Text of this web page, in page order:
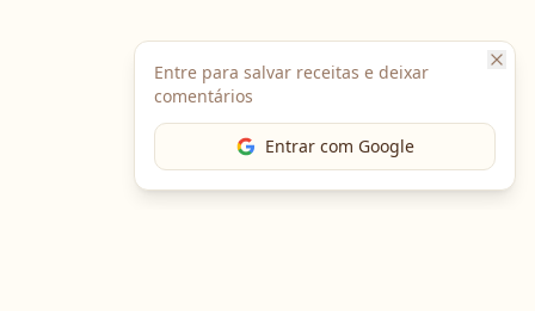
Entre para salvar receitas e deixar
comentários
Entrar com Google